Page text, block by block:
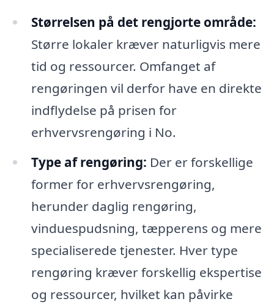
Størrelsen på det rengjorte område:
Større lokaler kræver naturligvis mere
tid og ressourcer. Omfanget af
rengøringen vil derfor have en direkte
indflydelse på prisen for
erhvervsrengøring i No.
Type af rengøring: Der er forskellige
former for erhvervsrengøring,
herunder daglig rengøring,
vinduespudsning, tæpperens og mere
specialiserede tjenester. Hver type
rengøring kræver forskellig ekspertise
og ressourcer, hvilket kan påvirke